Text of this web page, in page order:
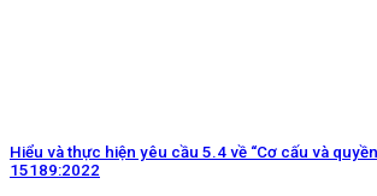
Hiểu và thực hiện yêu cầu 5.4 về “Cơ cấu và
15189:2022